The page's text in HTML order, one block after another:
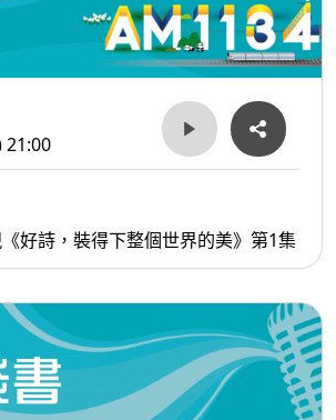
21:00
好詩，裝得下整個世界的美》第1集